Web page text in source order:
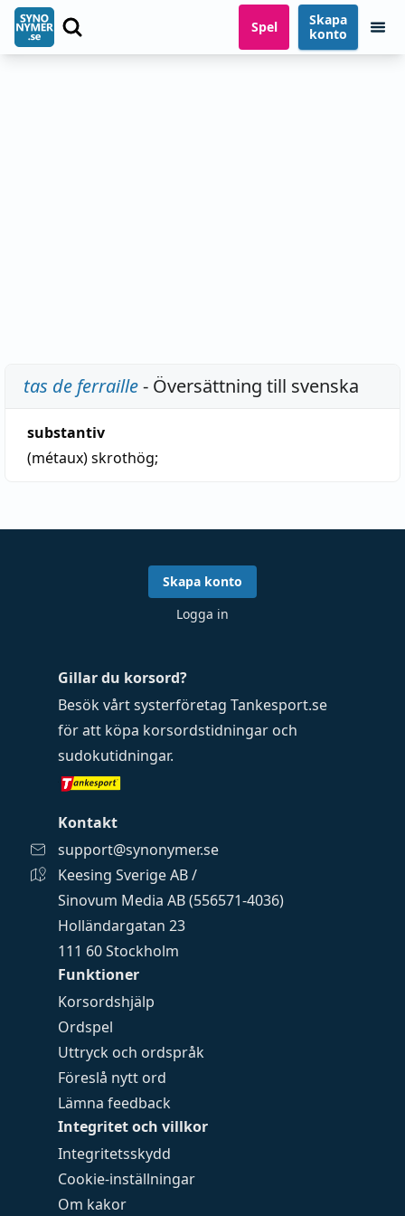
Spel
Skapa
konto
tas de ferraille- Översättning till svenska
substantiv
(métaux)skrothög;
Funktioner
Korsordshjälp
Ordspel
Uttryck och ordspråk
Föreslå nytt ord
Lämna feedback
Integritet och villkor
Integritetsskydd
Cookie-inställningar
Om kakor
Gillar du korsord?
Besök vårt systerföretag Tankesport.se
för att köpa korsordstidningar och
sudokutidningar.
Kontakt
support@synonymer.se
Keesing Sverige AB /
Sinovum Media AB (556571-4036)
Holländargatan 23
111 60 Stockholm
Skapa konto
Logga in